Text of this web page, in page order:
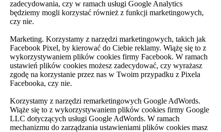
zadecydowania, czy w ramach usługi Google Analytics
będziemy mogli korzystać również z funkcji marketingowych,
czy nie.
Marketing. Korzystamy z narzędzi marketingowych, takich jak
Facebook Pixel, by kierować do Ciebie reklamy. Wiążę się to z
wykorzystywaniem plików cookies firmy Facebook. W ramach
ustawień plików cookies możesz zadecydować, czy wyrażasz
zgodę na korzystanie przez nas w Twoim przypadku z Pixela
Facebooka, czy nie.
Korzystamy z narzędzi remarketingowych Google AdWords.
Wiąże się to z wykorzystywaniem plików cookies firmy Google
LLC dotyczących usługi Google AdWords. W ramach
mechanizmu do zarządzania ustawieniami plików cookies masz